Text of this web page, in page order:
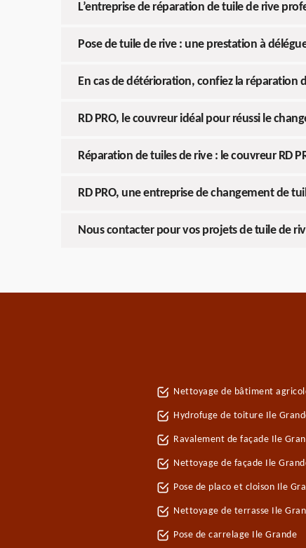
L’entreprise de réparation de tuile de rive
Pose de tuile de rive : une prestation à
En cas de détérioration, confiez la réparation
RD PRO, le couvreur idéal pour réussi le
Réparation de tuiles de rive : le couvreur RD
RD PRO, une entreprise de changement de
Nous contacter pour vos projets de tuile de
Nettoyage de bâtiment
Hydrofuge de toiture Ile
Ravalement de façade Ile
Nettoyage de façade Ile
Pose de placo et cloison Ile
Nettoyage de terrasse Ile
Pose de carrelage Ile Grande